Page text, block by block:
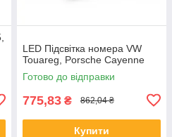
LED Підсвітка номера VW
Touareg, Porsche Cayenne
Готово до відправки
775,83 ₴ 862,04 ₴
Купити